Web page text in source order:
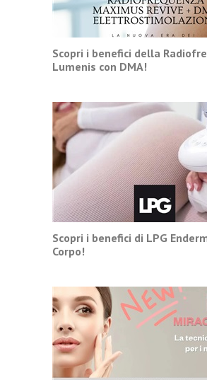
Scopri i benefici della
Lumenis con DMA!
Scopri i benefici di LPG
Corpo!